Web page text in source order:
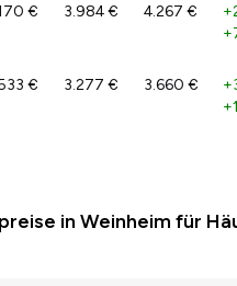
€ 3.984 € 4.267 €
€ 3.277 € 3.660 €
in Weinheim für